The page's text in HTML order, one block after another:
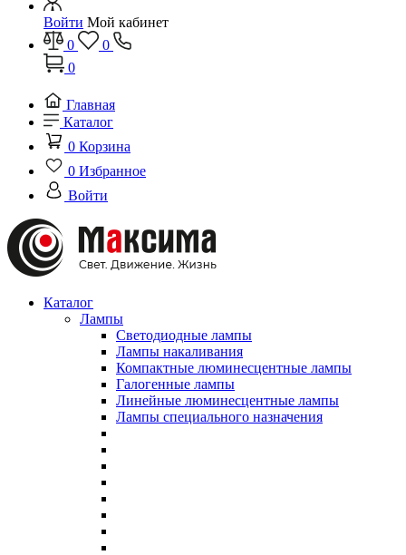
Войти Мой кабинет
0
0
0
Главная
Каталог
0 Корзина
0 Избранное
Войти
Каталог
Лампы
Светодиодные лампы
Лампы накаливания
Компактные люминесцентные лампы
Галогенные лампы
Линейные люминесцентные лампы
Лампы специального назначения